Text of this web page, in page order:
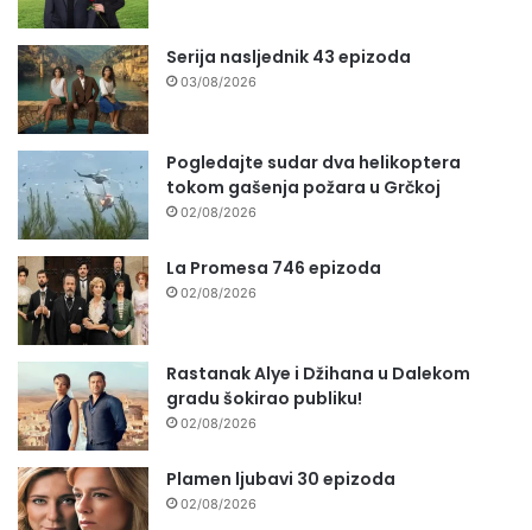
Serija nasljednik 43 epizoda
03/08/2026
Pogledajte sudar dva helikoptera
tokom gašenja požara u Grčkoj
02/08/2026
La Promesa 746 epizoda
02/08/2026
Rastanak Alye i Džihana u Dalekom
gradu šokirao publiku!
02/08/2026
Plamen ljubavi 30 epizoda
02/08/2026